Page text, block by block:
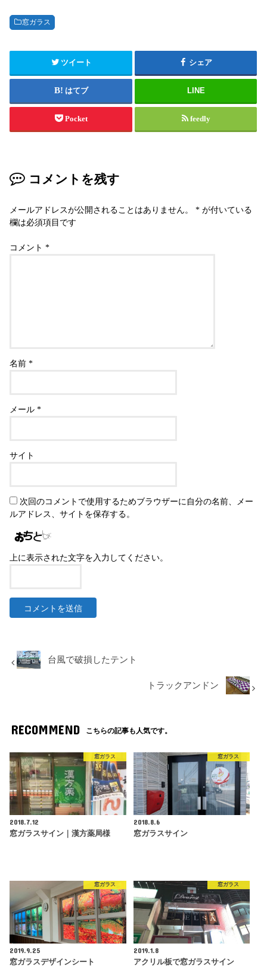
窓ガラス
ツイート シェア
はてブ LINE
Pocket feedly
コメントを残す
メールアドレスが公開されることはありません。 * が付いている
欄は必須項目です
コメント*
名前*
メール*
サイト
次回のコメントで使用するためブラウザーに自分の名前、メー
ルアドレス、サイトを保存する。
上に表示された文字を入力してください。
台風で破損したテント
トラックアンドン
RECOMMEND こちらの記事も人気です。
窓ガラス
2018.7.12
窓ガラスサイン｜漢方薬局様
窓ガラス
2018.8.6
窓ガラスサイン
窓ガラス
2019.9.25
窓ガラスデザインシート
窓ガラス
2019.1.8
アクリル板で窓ガラスサイン